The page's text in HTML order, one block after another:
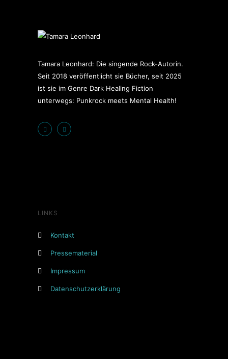
Tamara Leonhard: Die singende Rock-Autorin.
Seit 2018 veröffentlicht sie Bücher, seit 2025
ist sie im Genre Dark Healing Fiction
unterwegs: Punkrock meets Mental Health!
LINKS
Kontakt
Pressematerial
Impressum
Datenschutzerklärung